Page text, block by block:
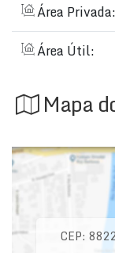
Área Privada:
Área Útil:
Mapa
CEP: